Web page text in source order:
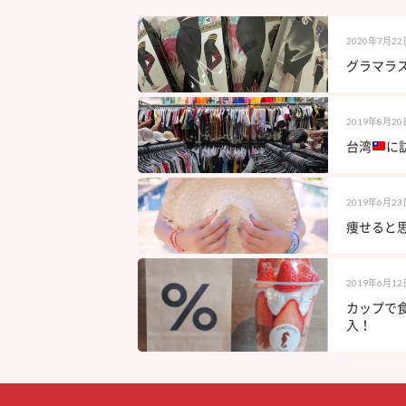
2020年7月22
グラマラ
2019年8月20
台湾 に
2019年6月23
痩せると
2019年6月12
カップで
入！